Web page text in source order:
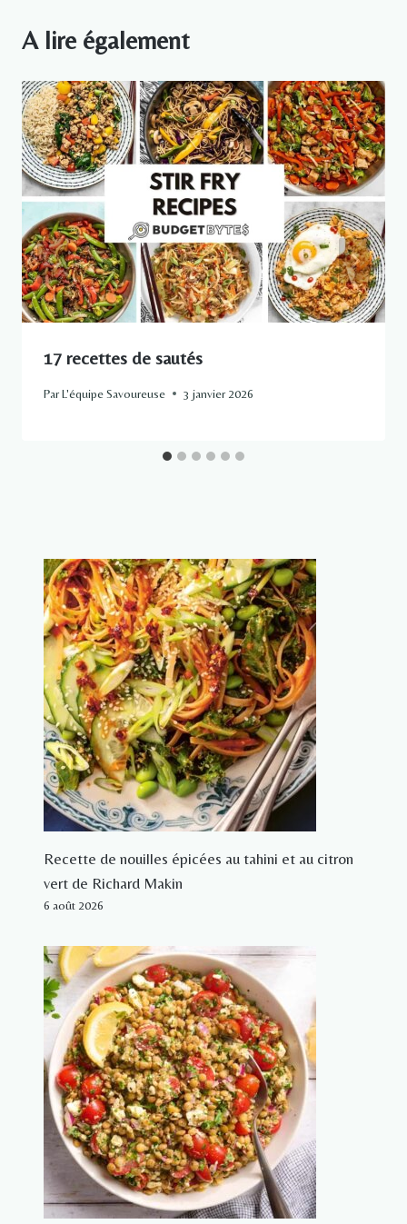
A lire également
17 recettes de sautés
ParL'équipe Savoureuse 3 janvier 2026
Recette de nouilles épicées au tahini et au citron
vert de Richard Makin
6 août 2026